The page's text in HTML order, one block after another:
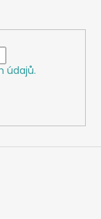
údajů.